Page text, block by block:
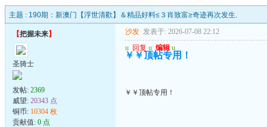
主题 : 190期：新澳门【浮世清歡】＆精品好料≤３肖致富≥奇迹再次发生.
【把握未来】
圣骑士
发帖: 2369
威望: 20343 点
铜币: 10304 枚
贡献值: 0 点
沙发 发表于: 2026-07-08 22:12
u 回复 u 编辑 u
￥￥顶帖专用！
￥￥顶帖专用！